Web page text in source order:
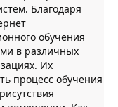
Благодаря
обучения
в различных
Их
процесс обучения